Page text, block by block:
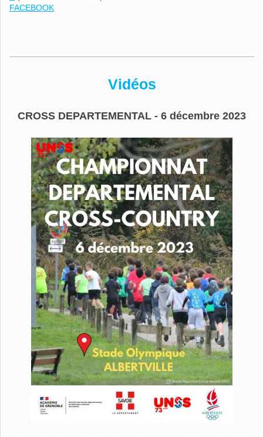
FACEBOOK
Vidéos
CROSS DEPARTEMENTAL - 6 décembre 2023